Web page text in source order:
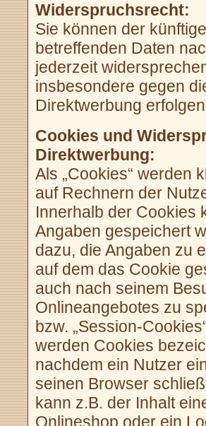
Widerspruchsrecht:
Sie können der
betreffenden Daten
jederzeit
insbesondere gegen
Direktwerbung
Cookies und
Direktwerbung:
Als „Cookies“ werden
auf Rechnern der
Innerhalb der Cookies
Angaben gespeichert
dazu, die Angaben zu
auf dem das Cookie
auch nach seinem
Onlineangebotes zu
bzw. „Session-
werden Cookies
nachdem ein Nutzer
seinen Browser
kann z.B. der Inhalt
Onlineshop oder ein